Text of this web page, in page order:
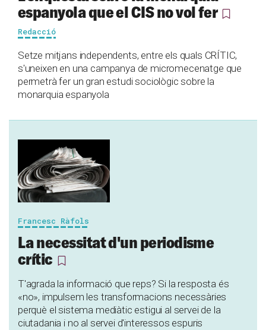
espanyola que el CIS no vol fer
Redacció
Setze mitjans independents, entre els quals CRÍTIC,
s'uneixen en una campanya de micromecenatge que
permetrà fer un gran estudi sociològic sobre la
monarquia espanyola
Francesc Ràfols
La necessitat d'un periodisme
crític
T'agrada la informació que reps? Si la resposta és
«no», impulsem les transformacions necessàries
perquè el sistema mediàtic estigui al servei de la
ciutadania i no al servei d'interessos espuris